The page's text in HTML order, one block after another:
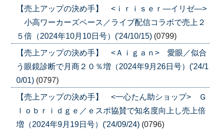
【売上アップの決め手】 <ｉｒｉｓｅｒ―イリゼ―>
小高ワーカーズベース／ライブ配信コラボで売上２
５倍（2024年10月10日号）('24/10/15) (0799)
【売上アップの決め手】 <Ａｉｇａｎ> 愛眼／似合
う眼鏡診断で月商２０％増（2024年9月26日号）('24/1
0/01) (0797)
【売上アップの決め手】 <一心たん助ショップ> Ｇ
ｌｏｂｒｉｄｇｅ／ｅスポ協賛で知名度向上し売上倍
増（2024年9月19日号）('24/09/24) (0796)